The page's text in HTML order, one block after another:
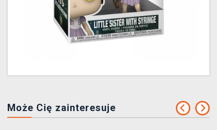
Może Cię zainteresuje